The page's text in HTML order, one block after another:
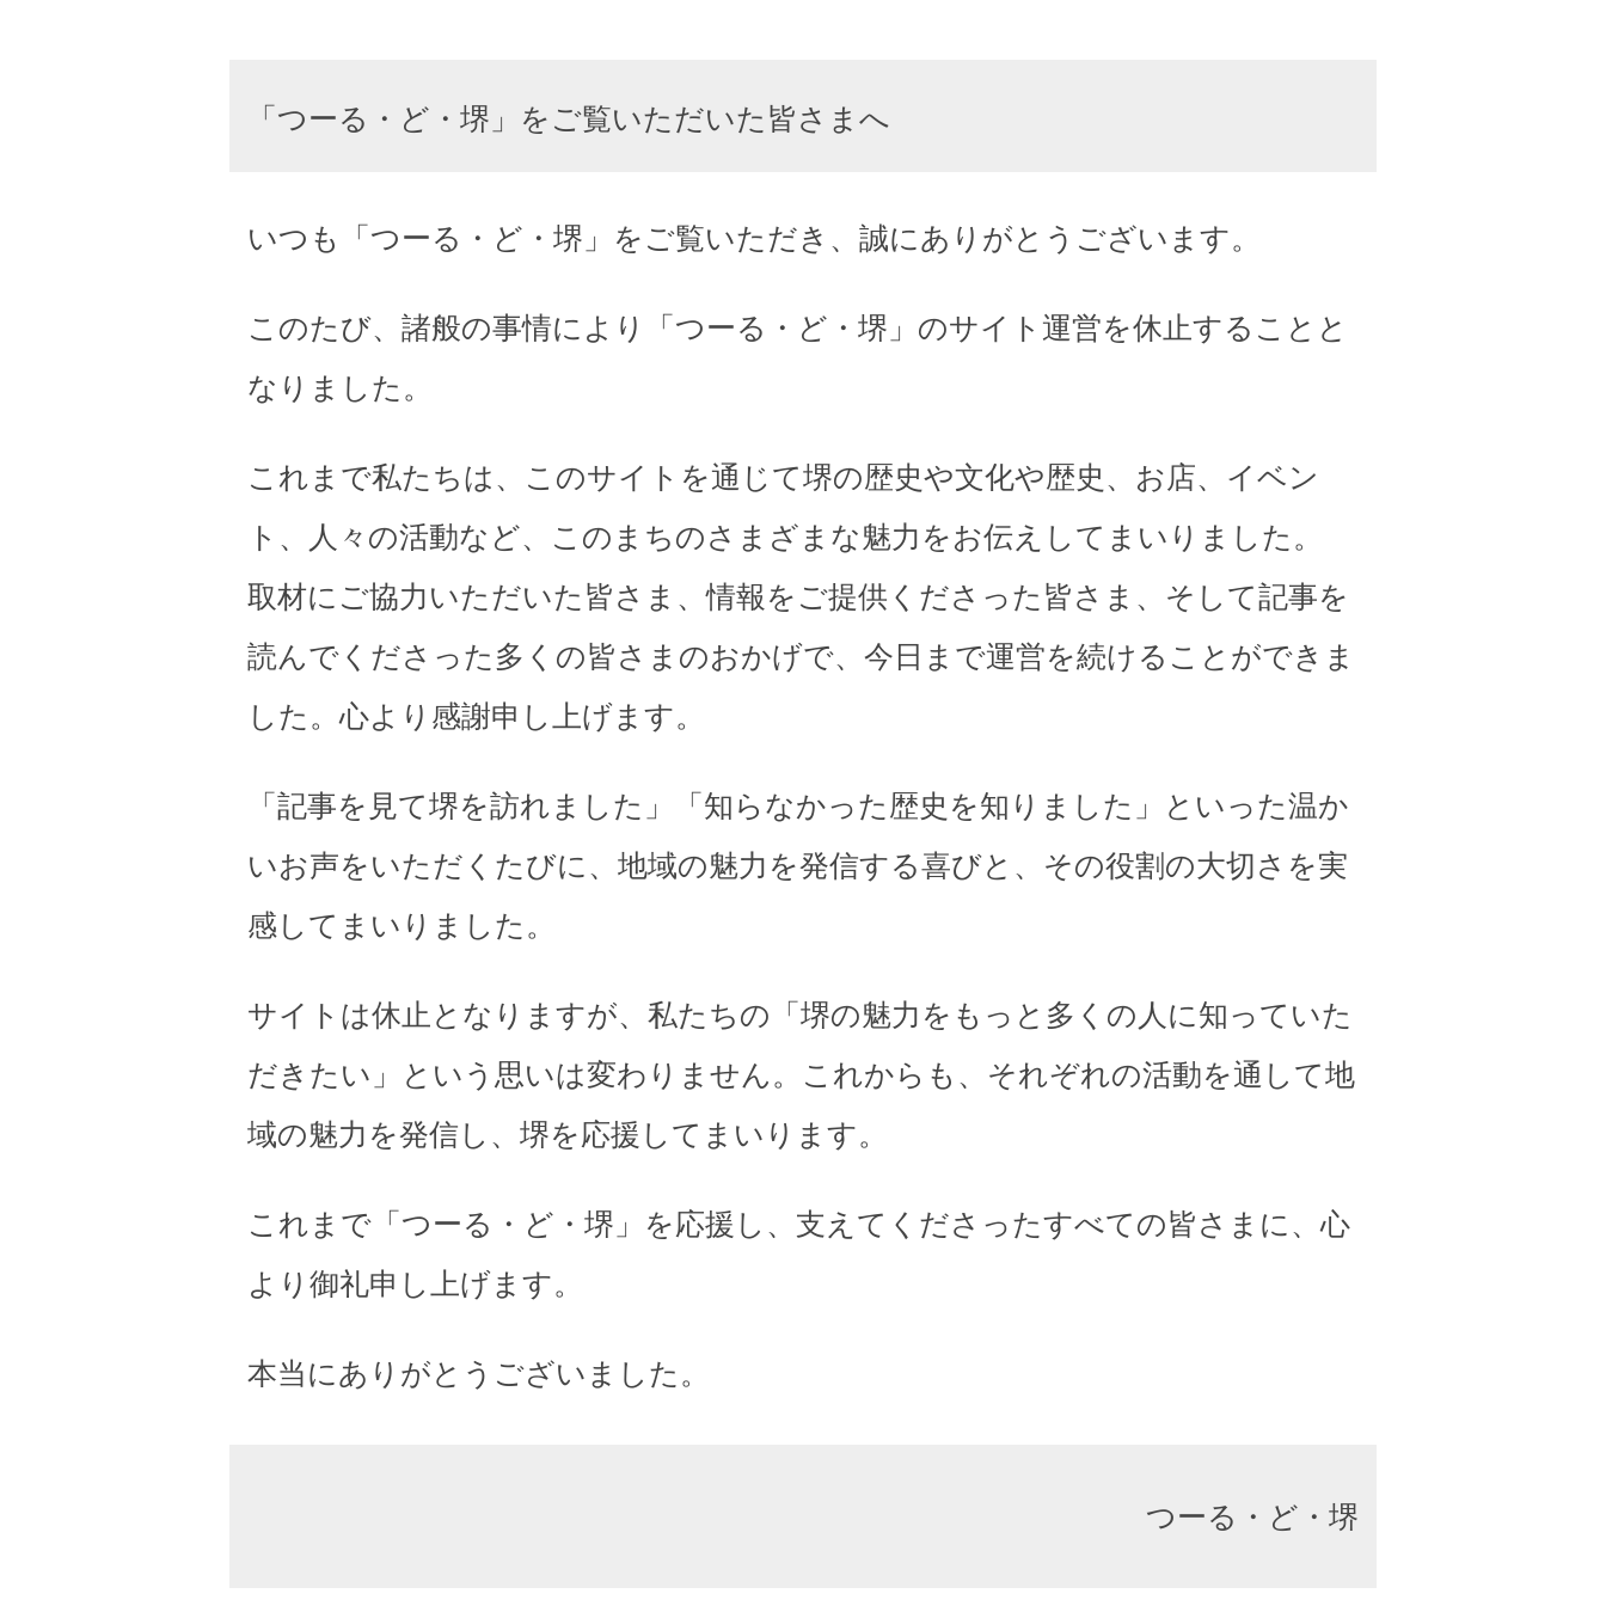
「つーる・ど・堺」をご覧いただいた皆さまへ
いつも「つーる・ど・堺」をご覧いただき、誠にありがとうございます。
このたび、諸般の事情により「つーる・ど・堺」のサイト運営を休止することと
なりました。
これまで私たちは、このサイトを通じて堺の歴史や文化や歴史、お店、イベン
ト、人々の活動など、このまちのさまざまな魅力をお伝えしてまいりました。
取材にご協力いただいた皆さま、情報をご提供くださった皆さま、そして記事を
読んでくださった多くの皆さまのおかげで、今日まで運営を続けることができま
した。心より感謝申し上げます。
「記事を見て堺を訪れました」「知らなかった歴史を知りました」といった温か
いお声をいただくたびに、地域の魅力を発信する喜びと、その役割の大切さを実
感してまいりました。
サイトは休止となりますが、私たちの「堺の魅力をもっと多くの人に知っていた
だきたい」という思いは変わりません。これからも、それぞれの活動を通して地
域の魅力を発信し、堺を応援してまいります。
これまで「つーる・ど・堺」を応援し、支えてくださったすべての皆さまに、心
より御礼申し上げます。
本当にありがとうございました。
つーる・ど・堺